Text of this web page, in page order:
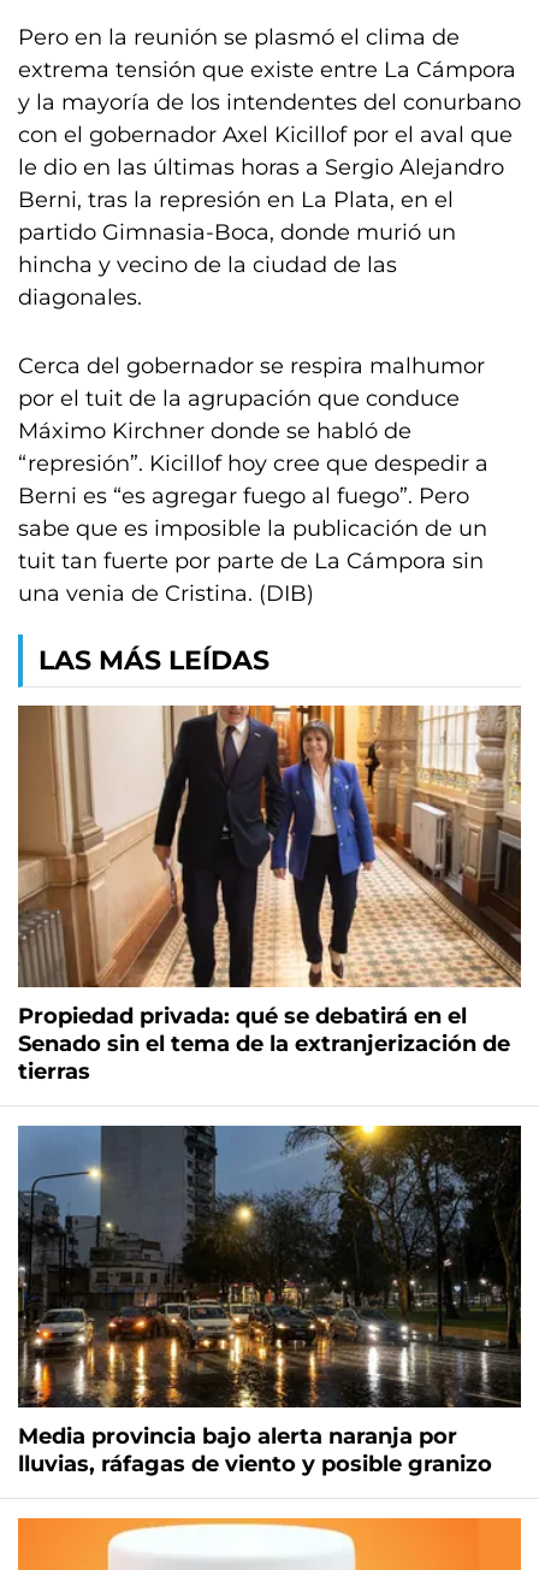
Pero en la reunión se plasmó el clima de
extrema tensión que existe entre La Cámpora
y la mayoría de los intendentes del conurbano
con el gobernador Axel Kicillof por el aval que
le dio en las últimas horas a Sergio Alejandro
Berni, tras la represión en La Plata, en el
partido Gimnasia-Boca, donde murió un
hincha y vecino de la ciudad de las
diagonales.
Cerca del gobernador se respira malhumor
por el tuit de la agrupación que conduce
Máximo Kirchner donde se habló de
“represión”. Kicillof hoy cree que despedir a
Berni es “es agregar fuego al fuego”. Pero
sabe que es imposible la publicación de un
tuit tan fuerte por parte de La Cámpora sin
una venia de Cristina. (DIB)
LAS MÁS LEÍDAS
Propiedad privada: qué se debatirá en el
Senado sin el tema de la extranjerización de
tierras
Media provincia bajo alerta naranja por
lluvias, ráfagas de viento y posible granizo